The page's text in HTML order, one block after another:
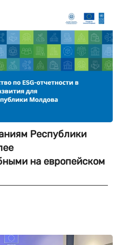
Республики
на европейском